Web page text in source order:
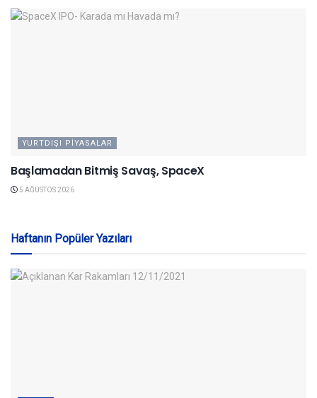
YURTDIŞI PIYASALAR
Başlamadan Bitmiş Savaş, SpaceX
5 AĞUSTOS 2026
Haftanın Popüler Yazıları